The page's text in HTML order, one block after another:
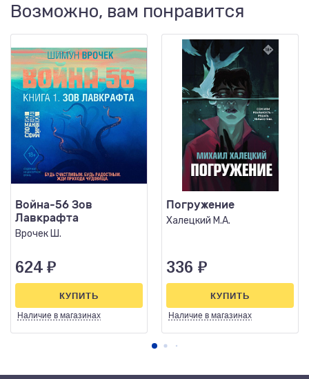
Возможно, вам понравится
Война-56 Зов
Лавкрафта
Врочек Ш.
624 ₽
Наличие в магазинах
КУПИТЬ
Погружение
Халецкий М.А.
336 ₽
Наличие в магазинах
КУПИТЬ